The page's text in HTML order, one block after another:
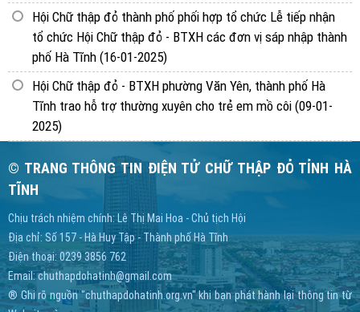
Hội Chữ thập đỏ thành phố phối hợp tổ chức Lễ tiếp nhận
tổ chức Hội Chữ thập đỏ - BTXH các đơn vị sáp nhập thành
phố Hà Tĩnh (16-01-2025)
Hội Chữ thập đỏ - BTXH phường Văn Yên, thành phố Hà
Tĩnh trao hỗ trợ thường xuyên cho trẻ em mồ côi (09-01-
2025)
© TRANG THÔNG TIN ĐIỆN TỬ CHỮ THẬP ĐỎ TỈNH HÀ
TĨNH
Chịu trách nhiệm chính: Lê Thị Mai Hoa - Chủ tịch Hội
Địa chỉ: Số 157 - Hà Huy Tập - Thành phố Hà Tĩnh
Điện thoại: 0239 3856 762
Email:chuthapdohatinh@gmail.com
® Ghi rõ nguồn "chuthapdohatinh.org.vn" khi bạn phát hành lại thông tin từ